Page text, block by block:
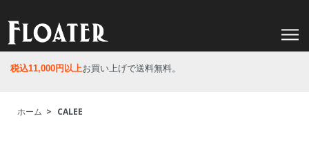
税込11,000円以上お買い上げで送料無料。
ホーム > CALEE